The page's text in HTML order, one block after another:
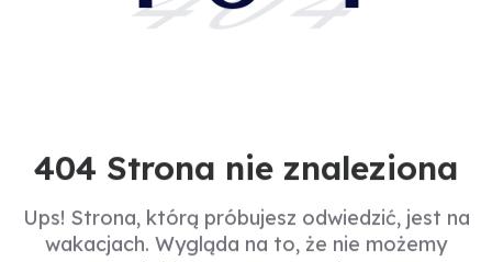
404 Strona nie znaleziona
Ups! Strona, którą próbujesz odwiedzić, jest na
wakacjach. Wygląda na to, że nie możemy